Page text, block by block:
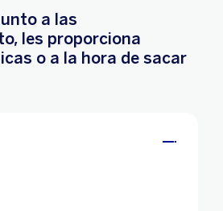
a las
les proporciona
o a la hora de sacar